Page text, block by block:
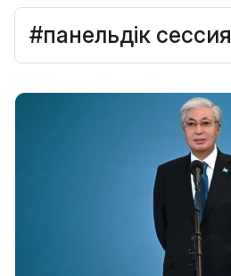
#панельдік сессия